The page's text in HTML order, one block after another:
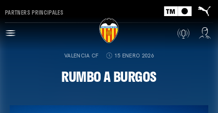
PARTNERS PRINCIPALES
VALENCIA CF 15 ENERO 2026
RUMBO A BURGOS